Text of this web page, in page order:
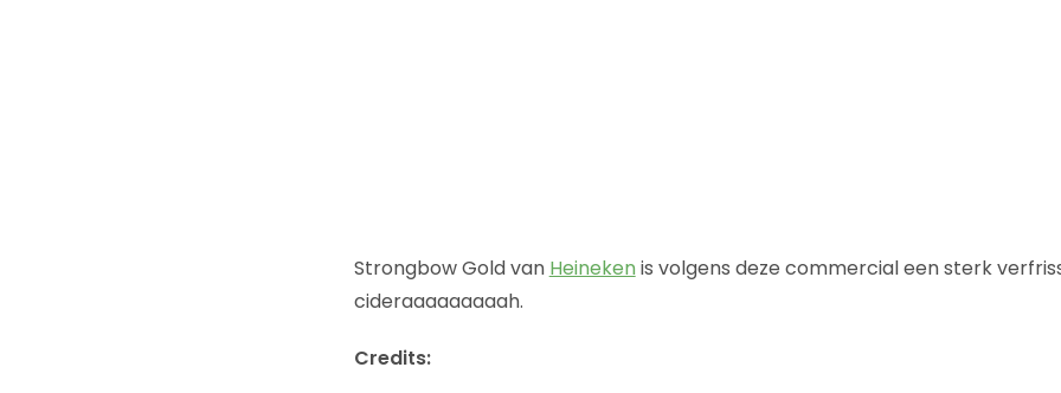
Strongbow Gold van Heineken is volgens deze commercial een sterk
cideraaaaaaaaah.
Credits: